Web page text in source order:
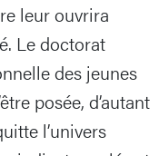
leur ouvrira
Le doctorat
des jeunes
posée, d’autant
l’univers